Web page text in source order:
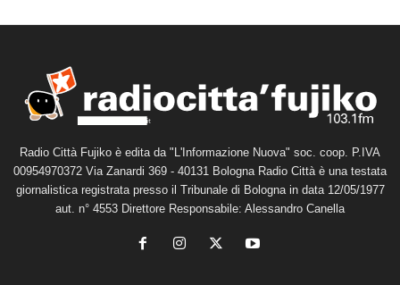
Radio Città Fujiko è edita da "L'Informazione Nuova" soc. coop. P.IVA
00954970372 Via Zanardi 369 - 40131 Bologna Radio Città è una testata
giornalistica registrata presso il Tribunale di Bologna in data 12/05/1977
aut. n° 4553 Direttore Responsabile: Alessandro Canella